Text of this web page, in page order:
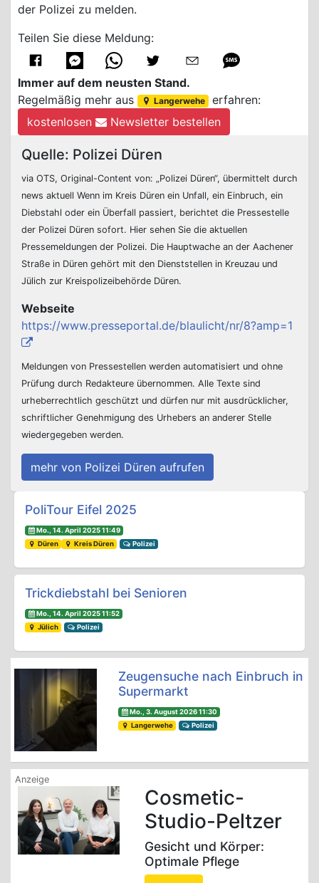
der Polizei zu melden.
Teilen Sie diese Meldung:
Immer auf dem neusten Stand.
Regelmäßig mehr aus
Langerwehe
erfahren:
kostenlosen
Newsletter bestellen
Quelle: Polizei Düren
via OTS, Original-Content von: „Polizei Düren“, übermittelt durch
news aktuell Wenn im Kreis Düren ein Unfall, ein Einbruch, ein
Diebstahl oder ein Überfall passiert, berichtet die Pressestelle
der Polizei Düren sofort. Hier sehen Sie die aktuellen
Pressemeldungen der Polizei. Die Hauptwache an der Aachener
Straße in Düren gehört mit den Dienststellen in Kreuzau und
Jülich zur Kreispolizeibehörde Düren.
Webseite
https://www.presseportal.de/blaulicht/nr/8?amp=1
Meldungen von Pressestellen werden automatisiert und ohne
Prüfung durch Redakteure übernommen. Alle Texte sind
urheberrechtlich geschützt und dürfen nur mit ausdrücklicher,
schriftlicher Genehmigung des Urhebers an anderer Stelle
wiedergegeben werden.
mehr von Polizei Düren aufrufen
Beitrags-Navigation
PoliTour Eifel 2025
Mo., 14. April 2025 11:49
Düren
Kreis Düren Polizei
Trickdiebstahl bei Senioren
Mo., 14. April 2025 11:52
Jülich
Polizei
Zeugensuche nach Einbruch in
Supermarkt
Mo., 3. August 2026 11:30
Langerwehe
Polizei
Cosmetic-
Studio-Peltzer
Gesicht und Körper:
Optimale Pflege